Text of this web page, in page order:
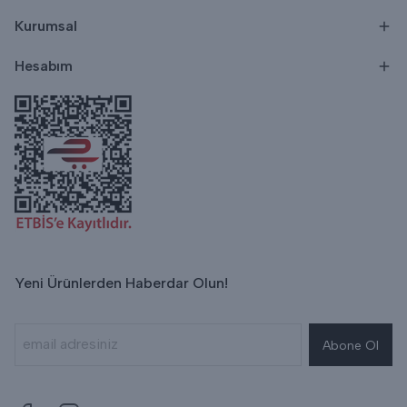
Kurumsal
Hesabım
Yeni Ürünlerden Haberdar Olun!
Abone Ol